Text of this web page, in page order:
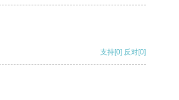
支持[0] 反对[0]